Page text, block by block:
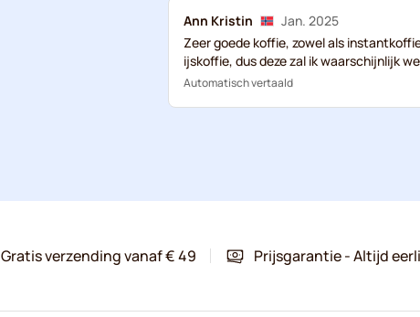
Ann Kristin
Jan. 2025
Zeer goede koffie, zowel als
ijskoffie, dus deze zal ik waarschijnlijk
Automatisch vertaald
Gratis verzending vanaf € 49 Prijsgarantie - Altijd